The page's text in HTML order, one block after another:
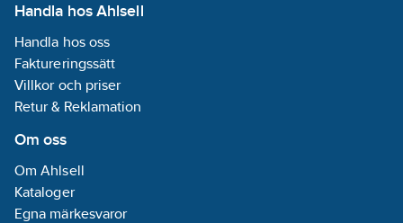
Handla hos Ahlsell
Handla hos oss
Faktureringssätt
Villkor och priser
Retur & Reklamation
Om oss
Om Ahlsell
Kataloger
Egna märkesvaror